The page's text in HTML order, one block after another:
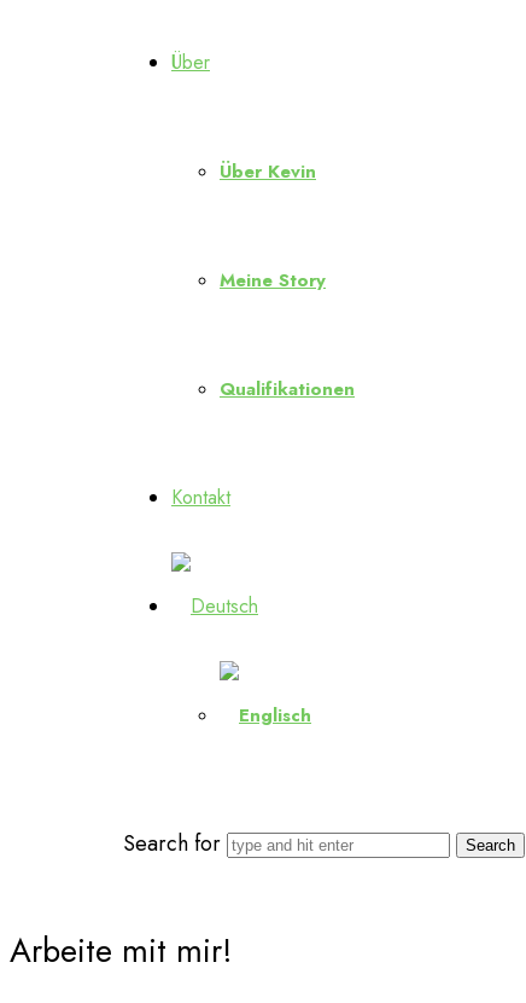
Über
Über Kevin
Meine Story
Qualifikationen
Kontakt
Search for
Arbeite mit mir!